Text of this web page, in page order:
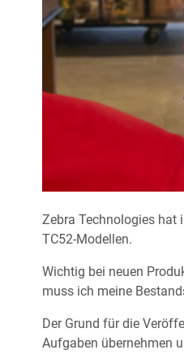
Zebra Technologies hat
TC52-Modellen.
Wichtig bei neuen
muss ich meine
Der Grund für die
Aufgaben übernehmen